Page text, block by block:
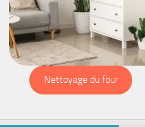
Nettoyage du four